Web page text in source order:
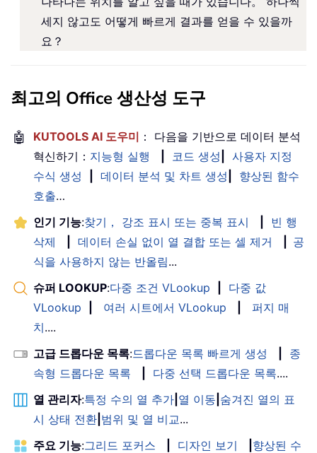
세지 않고도 어떻게 빠르게 결과를 얻을 수 있을까
요？
최고의 Office 생산성 도구
🤖 KUTOOLS AI 도우미 ： 다음을 기반으로 데이터 분석
혁신하기： 지능형 실행 코드 생성
사용자 지정
수식 생성
데이터 분석 및 차트 생성
향상된 함수
호출…
인기 기능:찾기， 강조 표시 또는 중복 표시
빈 행
삭제
데이터 손실 없이 열 결합 또는 셀 제거
공
식을 사용하지 않는 반올림...
슈퍼 LOOKUP:다중 조건 VLookup
다중 값
VLookup
여러 시트에서 VLookup
퍼지 매
치....
고급 드롭다운 목록:드롭다운 목록 빠르게 생성
종
속형 드롭다운 목록
다중 선택 드롭다운 목록....
열 관리자:특정 수의 열 추가 열 이동 숨겨진 열의 표
시 상태 전환 범위 및 열 비교...
주요 기능:그리드 포커스 디자인 보기
향상된 수